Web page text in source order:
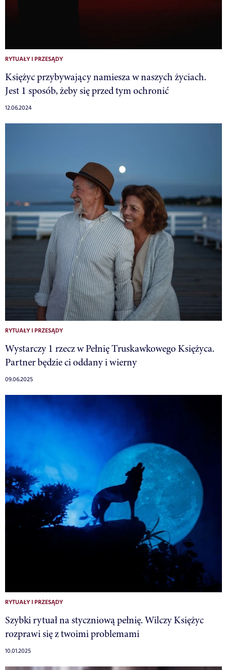
RYTUAŁY I PRZESĄDY
Księżyc przybywający namiesza w naszych życiach.
Jest 1 sposób, żeby się przed tym ochronić
12.06.2024
RYTUAŁY I PRZESĄDY
Wystarczy 1 rzecz w Pełnię Truskawkowego Księżyca.
Partner będzie ci oddany i wierny
09.06.2025
RYTUAŁY I PRZESĄDY
Szybki rytuał na styczniową pełnię. Wilczy Księżyc
rozprawi się z twoimi problemami
10.01.2025